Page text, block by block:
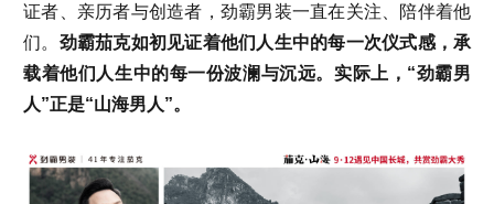
证者、亲历者与创造者，劲霸男装一直在关注、陪伴着他
们。 劲霸茄克如初见证着他们人生中的每一次仪式感，承
载着他们人生中的每一份波澜与沉远。实际上，“劲霸男
人”正是“山海男人”。